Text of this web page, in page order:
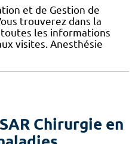
et de Gestion de
trouverez dans la
les informations
visites. Anesthésie
Chirurgie en